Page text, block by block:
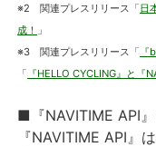
※2 関連プレスリリース「日
成！
」
※3 関連プレスリリース「
「 『HELLO CYCLING』と『
■『NAVITIME API
『NAVITIME API』